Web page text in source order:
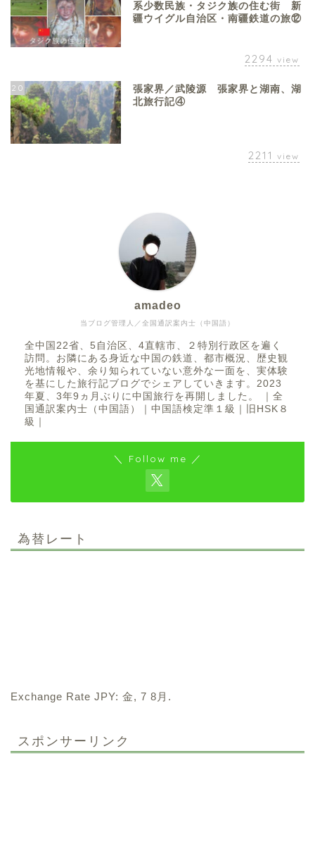
系少数民族・タジク族の住む街 新
疆ウイグル自治区・南疆鉄道の旅⑫
2294 view
20
張家界／武陵源 張家界と湖南、湖
北旅行記④
2211 view
当ブログ管理人／全国通訳案内士（中国語）
amadeo
全中国22省、5自治区、4直轄市、２特別行政区を遍く
訪問。お隣にある身近な中国の鉄道、都市概況、歴史観
光地情報や、余り知られていない意外な一面を、実体験
を基にした旅行記ブログでシェアしていきます。2023
年夏、3年9ヵ月ぶりに中国旅行を再開しました。 ｜全
国通訳案内士（中国語）｜中国語検定準１級｜旧HSK８
級｜
＼ Follow me ／
為替レート
Exchange Rate JPY: 金, 7 8月.
スポンサーリンク